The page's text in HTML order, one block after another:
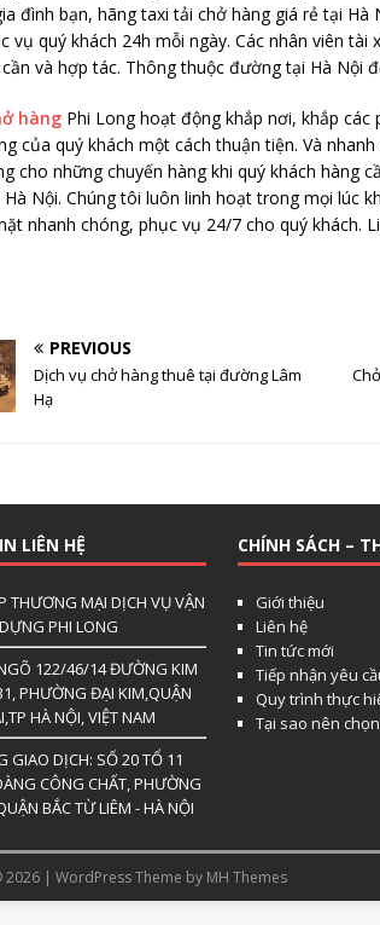
đình bạn, hãng taxi tải chở hàng giá rẻ tại Hà
vụ quý khách 24h mỗi ngày. Các nhân viên
và hợp tác. Thông thuộc đường tại Hà Nội
hàng Phi Long hoạt động khắp nơi, khắp
của quý khách một cách thuận tiện. Và
cho những chuyến hàng khi quý khách hàng
Nội. Chúng tôi luôn linh hoạt trong mọi lúc
nhanh chóng, phục vụ 24/7 cho quý khách.
PREVIOUS
Dịch vụ chở hàng thuê tại đường Lâm
Hạ
LIÊN HỆ
THƯƠNG MẠI DỊCH VỤ VẬN
PHI LONG
122/46/14 ĐƯỜNG KIM
PHƯỜNG ĐẠI KIM,QUẬN
HÀ NỘI, VIỆT NAM
GIAO DỊCH: SỐ 20 TỔ 11
CÔNG CHẤT, PHƯỜNG
BẮC TỪ LIÊM - HÀ NỘI
CHÍNH SÁCH –
Giới thiệu
Liên hệ
Tin tức mới
Tiếp nhận yêu
Quy trình thực
Tại sao nên
| WordPress Theme by MH Themes